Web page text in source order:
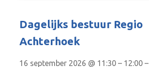
Dagelijks bestuur Regio
Achterhoek
16 september 2026 @ 11:30 – 12:00 –